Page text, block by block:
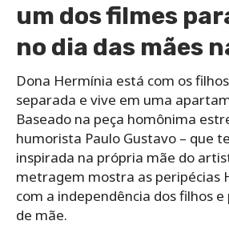
um dos filmes
no dia das mães
Dona Hermínia está com os
separada e vive em uma
Baseado na peça homônima
humorista Paulo Gustavo – que
inspirada na própria mãe do
metragem mostra as peripécias
com a independência dos filhos
de mãe.